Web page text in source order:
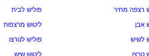
רצפה מחיר
אבן
לשיש
טרצו
פוליש לבית
ליטוש מרצפות
פוליש לטרצו
ליטוש שיש